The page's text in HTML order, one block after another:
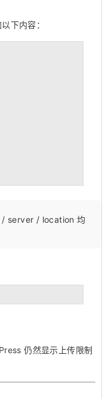
下内容：
/ server / location 均
仍然显示上传限制